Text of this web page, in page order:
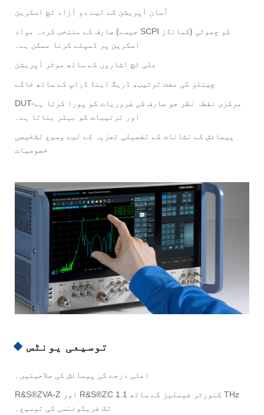
آسان آپریشن کے لیے دو آزاد ٹچ اسکرین
صارف کے منتخب کردہ مواد (جیسے SCPI کمانڈز) کو چھوٹی
اسکرین پر ڈسپلے کرنا ممکن ہے۔
ملی ٹچ اشاروں کے ساتھ موثر آپریشن
چینلز کی مفت ترتیب، ڈریگ اینڈ ڈراپ کے ساتھ خاکے
DUT-مرکزی نقطہ نظر جو صارف کی ضروریات کو پورا کرتا ہے
اور ترتیبات کو بہتر بناتا ہے۔
پیمائش کے نشانات کے تفصیلی تجزیہ کے لیے وسیع تشخیصی
خصوصیات
توسیعی یونٹس
اعلی درجے کی پیمائش کی صلاحیتیں۔
R&S®ZVA-Z اور R&S®ZC کنورٹر فیملیز کے ساتھ 1.1 THz
تک فریکوئنسی کی توسیع۔